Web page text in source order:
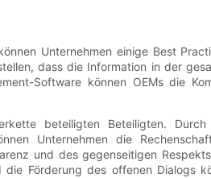
Unternehmen einige Best
dass die Information in der
Software können OEMs die
beteiligten Beteiligten.
Unternehmen die
und des gegenseitigen
Förderung des offenen Dialogs